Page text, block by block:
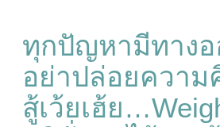
ทุกปัญหามีทางอ
อย่าปล่อยความ
สู้เว้ยเฮ้ย